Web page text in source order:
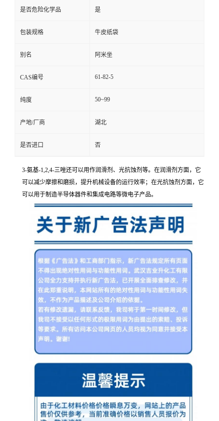
是否危险化学品 是
包装规格 牛皮纸袋
别名 阿米坐
CAS编号 61-82-5
纯度 50~99
产地/厂商 湖北
是否进口 否
3-氨基-1,2,4-三唑还可以用作润滑剂、光抗蚀剂等。在润滑剂方面，它
可以减少摩擦和磨损，提升机械设备的运行效率；在光抗蚀剂方面，它
可以用于制造半导体器件和集成电路等微电子产品。